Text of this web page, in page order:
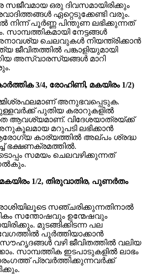
സജീവമായ ഒരു ദിവസമായിരിക്കും
ഏറ്റെടുക്കേണ്ടി വരും.
പൂർണ്ണ പിന്തുണ ലഭിക്കുന്നത്
സാമ്പത്തികമായി നേട്ടങ്ങൾ
ചെലവുകൾ നിയന്ത്രിക്കാൻ
ജീവിതത്തിൽ പങ്കാളിയുമായി
അസ്വാരസ്യങ്ങൾ മാറി
3/4, രോഹിണി, മകയിരം 1/2)
അനുഭവപ്പെടുക.
പുതിയ കരാറുകളിൽ
ആവശ്യമാണ്. വിദേശയാത്രയ്ക്ക്
മറുപടി ലഭിക്കാൻ
കാര്യത്തിൽ അല്പം ശ്രദ്ധ
ഭക്ഷണക്രമത്തിൽ.
സമയം ചെലവഴിക്കുന്നത്
(മകയിരം 1/2, തിരുവാതിര, പുണർതം
സഞ്ചരിക്കുന്നതിനാൽ
സന്തോഷവും ഉന്മേഷവും
മുടങ്ങിക്കിടന്ന പല
പൂർത്തിയാക്കാൻ
വഴി ജീവിതത്തിൽ വലിയ
സാമ്പത്തിക ഇടപാടുകളിൽ ലാഭം
പ്രവർത്തിക്കുന്നവർക്ക്